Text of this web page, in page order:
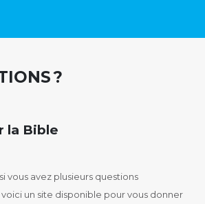
?
la Bible
vous avez plusieurs questions
un site disponible pour vous donner